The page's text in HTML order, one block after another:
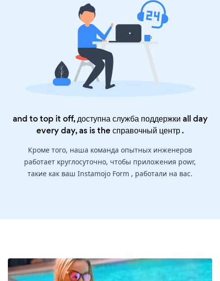
and to top it off, доступна служба поддержки all day
every day, as is theсправочный центр.
Кроме того, наша команда опытных инженеров
работает круглосуточно, чтобы приложения powr,
такие как ваш Instamojo Form , работали на вас.